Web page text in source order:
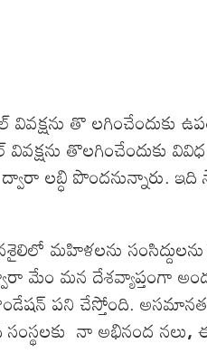
తొ లగించేందుకు
తొలగించేందుకు
లబ్ధి పొందనున్నారు.
మహిళలను
మన దేశవ్యాప్తంగా
పని చేస్తోంది.
నా అభినంద నలు,